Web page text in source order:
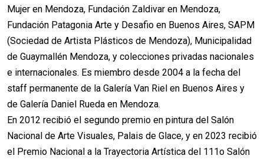
Mujer en Mendoza, Fundación Zaldivar en Mendoza,
Fundación Patagonia Arte y Desafio en Buenos Aires, SAPM
(Sociedad de Artista Plásticos de Mendoza), Municipalidad
de Guaymallén Mendoza, y colecciones privadas nacionales
e internacionales. Es miembro desde 2004 a la fecha del
staff permanente de la Galería Van Riel en Buenos Aires y
de Galería Daniel Rueda en Mendoza.
En 2012 recibió el segundo premio en pintura del Salón
Nacional de Arte Visuales, Palais de Glace, y en 2023 recibió
el Premio Nacional a la Trayectoria Artística del 111o Salón